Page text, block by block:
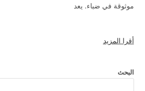
موثوقة في ضباء. يعد
أقرا المزيد
البحث